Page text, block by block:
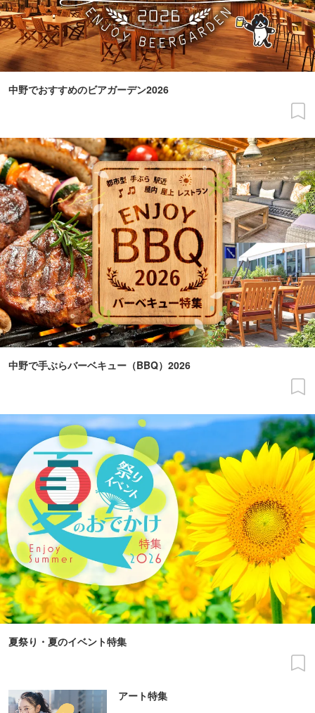
中野でおすすめのビアガーデン2026
中野で手ぶらバーベキュー（BBQ）2026
夏祭り・夏のイベント特集
アート特集